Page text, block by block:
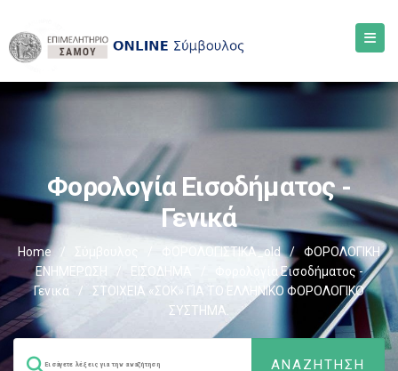
Φορολογία Εισοδήματος -
Γενικά
Home / Σύμβουλος ΦΟΡΟΛΟΓΙΣΤΙΚΑ_old /
ΦΟΡΟΛΟΓΙΚΗ
ΕΝΗΜΕΡΩΣΗ
/ ΕΙΣΟΔΗΜΑ
Φορολογία Εισοδήματος -
Γενικά
/
ΣΤΟΙΧΕΙΑ «ΣΟΚ» ΓΙΑ ΤΟ ΕΛΛΗΝΙΚΟ ΦΟΡΟΛΟΓΙΚΟ
ΣΥΣΤΗΜΑ.